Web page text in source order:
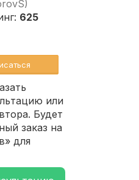
625
или
Будет
заказ на
для